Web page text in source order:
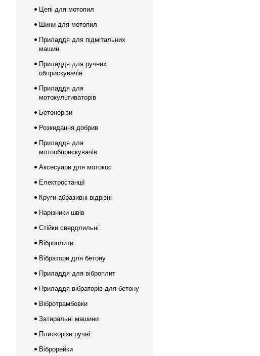
Цепі для мотопил
Шини для мотопил
Приладдя для підмітальних
машин
Приладдя для ручних
обприскувачів
Приладдя для
мотокультиваторів
Бетонорізи
Розкидання добрив
Приладдя для
мотообприскувачів
Аксесуари для мотокос
Електростанції
Круги абразивні відрізні
Нарізники швів
Стійки свердлильні
Віброплити
Вібратори для бетону
Приладдя для віброплит
Приладдя вібраторів для бетону
Вібротрамбовки
Затиральні машини
Плиткорізи ручні
Віброрейки